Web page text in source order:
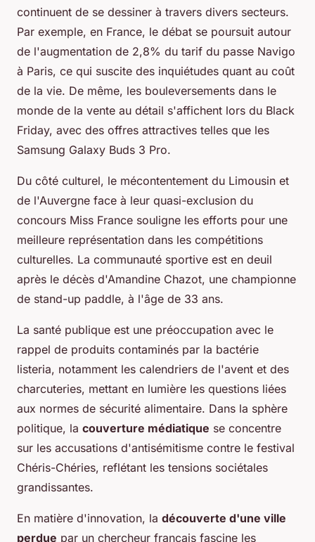
continuent de se dessiner à travers divers secteurs.
Par exemple, en France, le débat se poursuit autour
de l'augmentation de 2,8% du tarif du passe Navigo
à Paris, ce qui suscite des inquiétudes quant au coût
de la vie. De même, les bouleversements dans le
monde de la vente au détail s'affichent lors du Black
Friday, avec des offres attractives telles que les
Samsung Galaxy Buds 3 Pro.
Du côté culturel, le mécontentement du Limousin et
de l'Auvergne face à leur quasi-exclusion du
concours Miss France souligne les efforts pour une
meilleure représentation dans les compétitions
culturelles. La communauté sportive est en deuil
après le décès d'Amandine Chazot, une championne
de stand-up paddle, à l'âge de 33 ans.
La santé publique est une préoccupation avec le
rappel de produits contaminés par la bactérie
listeria, notamment les calendriers de l'avent et des
charcuteries, mettant en lumière les questions liées
aux normes de sécurité alimentaire. Dans la sphère
politique, la couverture médiatique se concentre
sur les accusations d'antisémitisme contre le festival
Chéris-Chéries, reflétant les tensions sociétales
grandissantes.
En matière d'innovation, la découverte d'une ville
perdue par un chercheur français fascine les